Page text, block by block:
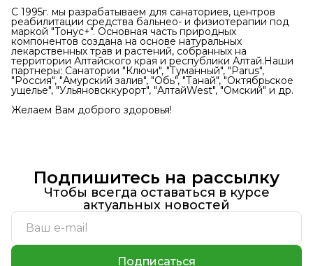
С 1995г. мы разрабатываем для санаториев, центров
реабилитации средства бальнео- и физиотерапии под
маркой "Тонус+". Основная часть природных
компонентов создана на основе натуральных
лекарственных трав и растений, собранных на
территории Алтайского края и республики Алтай.Наши
партнеры: Санатории "Ключи", "Туманный", "Parus",
"Россия", "Амурский залив", "Обь", "Танай", "Октябрьское
ущелье", "Ульяновсккурорт", "АлтайWest", "Омский" и др.
Желаем Вам доброго здоровья!
Подпишитесь на рассылку
Чтобы всегда оставаться в курсе
актуальных новостей
Подписаться